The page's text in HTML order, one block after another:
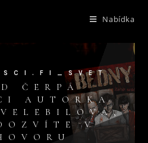
Nabídka
ČERPÁ
AUTORKA
V